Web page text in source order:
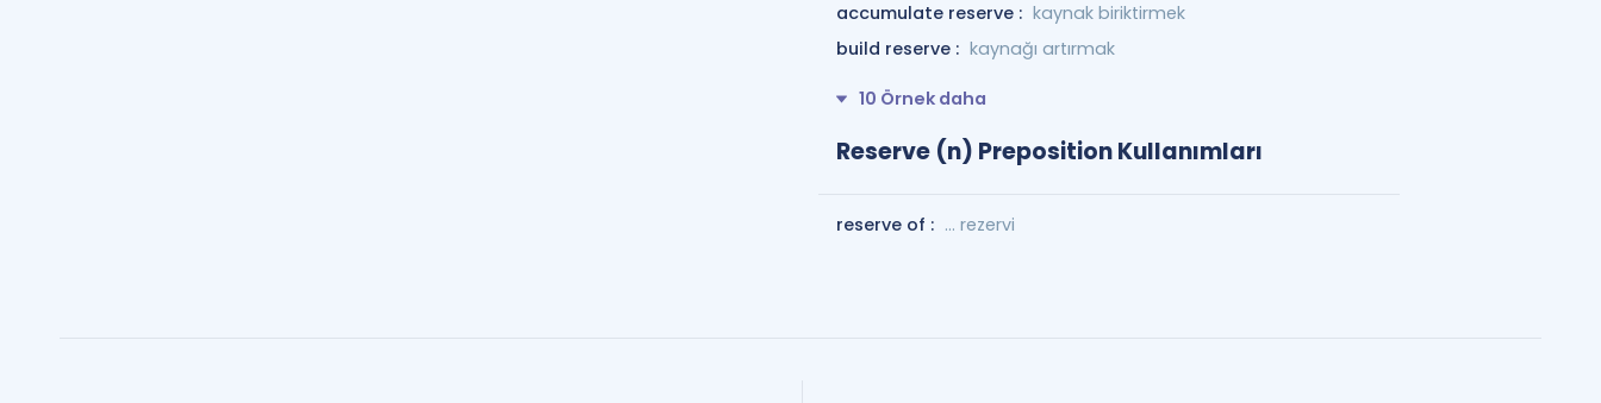
accumulate reserve : kaynak biriktirmek
build reserve : kaynağı artırmak
10 Örnek daha
Reserve (n) Preposition Kullanımları
reserve of : ... rezervi